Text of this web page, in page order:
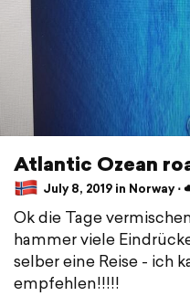
Atlantic Ozean
July 8, 2019 in Norway ⋅
Ok die Tage
hammer viele
selber eine Reise - ich
empfehlen!!!!!